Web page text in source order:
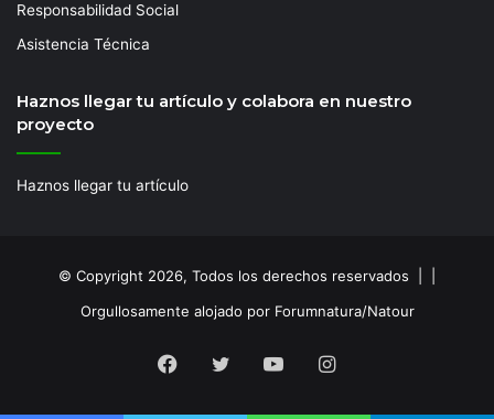
Responsabilidad Social
Asistencia Técnica
Haznos llegar tu artículo y colabora en nuestro
proyecto
Haznos llegar tu artículo
© Copyright 2026, Todos los derechos reservados | |
Orgullosamente alojado por Forumnatura/Natour
Facebook
TwitterYouTubeInstagram